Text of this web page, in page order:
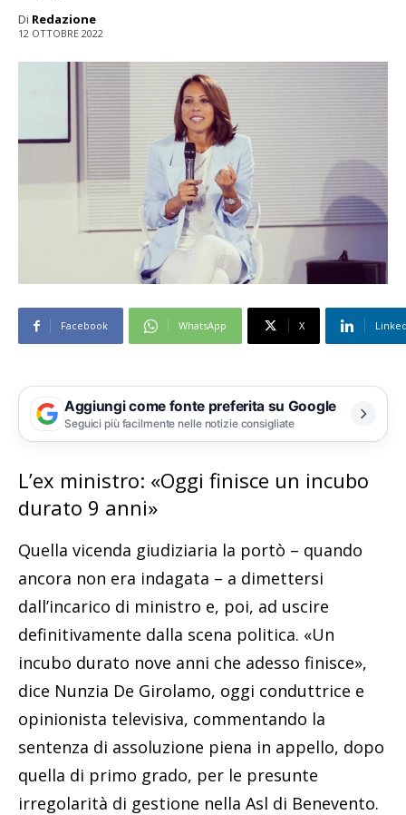
Di Redazione
12 OTTOBRE 2022
Facebook WhatsApp X
Aggiungi come fonte preferita su Google
Seguici più facilmente nelle notizie consigliate
L’ex ministro: «Oggi finisce un incubo
durato 9 anni»
Quella vicenda giudiziaria la portò – quando
ancora non era indagata – a dimettersi
dall’incarico di ministro e, poi, ad uscire
definitivamente dalla scena politica. «Un
incubo durato nove anni che adesso finisce»,
dice Nunzia De Girolamo, oggi conduttrice e
opinionista televisiva, commentando la
sentenza di assoluzione piena in appello, dopo
quella di primo grado, per le presunte
irregolarità di gestione nella Asl di Benevento.